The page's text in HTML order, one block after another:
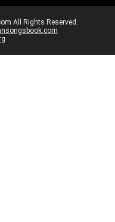
All Rights Reserved.